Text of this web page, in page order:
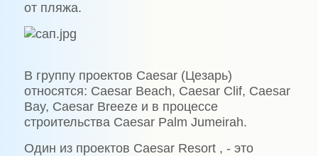
от пляжа.
В группу проектов Caesar (Цезарь)
относятся: Caesar Beach, Caesar Clif, Caesar
Bay, Caesar Breeze и в процессе
строительства Caesar Palm Jumeirah.
Один из проектов Caesar Resort , - это